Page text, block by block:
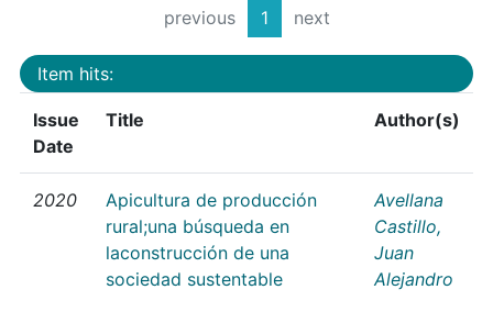
previous 1 next
Item hits:
Issue
Date
Title Author(s)
2020
Apicultura de producción
rural;una búsqueda en
laconstrucción de una
sociedad sustentable
Avellana
Castillo,
Juan
Alejandro